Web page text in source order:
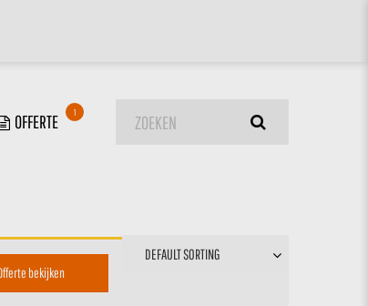
1
bekijken